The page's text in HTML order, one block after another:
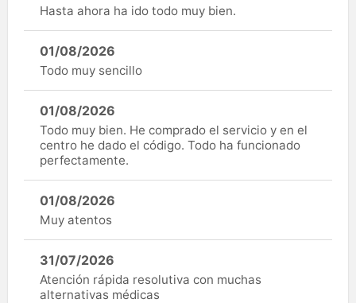
Hasta ahora ha ido todo muy bien.
01/08/2026
Todo muy sencillo
01/08/2026
Todo muy bien. He comprado el servicio y en el
centro he dado el código. Todo ha funcionado
perfectamente.
01/08/2026
Muy atentos
31/07/2026
Atención rápida resolutiva con muchas
alternativas médicas